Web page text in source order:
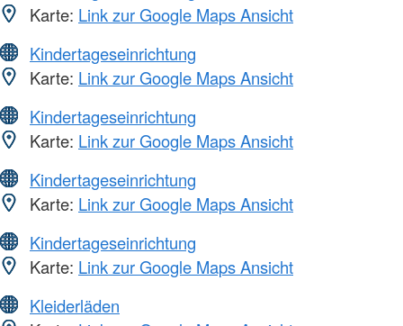
Karte: Link zur Google Maps Ansicht
Kindertageseinrichtung
Karte: Link zur Google Maps Ansicht
Kindertageseinrichtung
Karte: Link zur Google Maps Ansicht
Kindertageseinrichtung
Karte: Link zur Google Maps Ansicht
Kindertageseinrichtung
Karte: Link zur Google Maps Ansicht
Kleiderläden